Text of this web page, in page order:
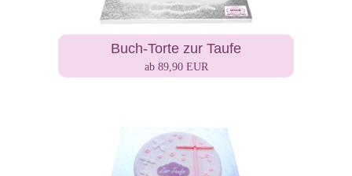
Buch-Torte zur Taufe
ab 89,90 EUR